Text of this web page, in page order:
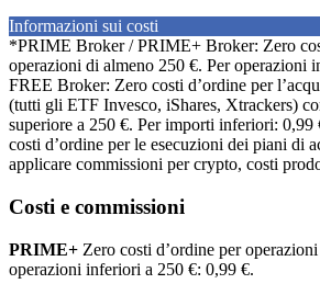
Informazioni sui costi
*PRIME Broker / PRIME+ Broker: Zero
operazioni di almeno 250 €. Per operazioni
FREE Broker: Zero costi d’ordine per
(tutti gli ETF Invesco, iShares, Xtrackers)
superiore a 250 €. Per importi inferiori:
costi d’ordine per le esecuzioni dei piani di
applicare commissioni per crypto, costi
Costi e commissioni
PRIME+ Zero costi d’ordine per
operazioni inferiori a 250 €: 0,99 €.